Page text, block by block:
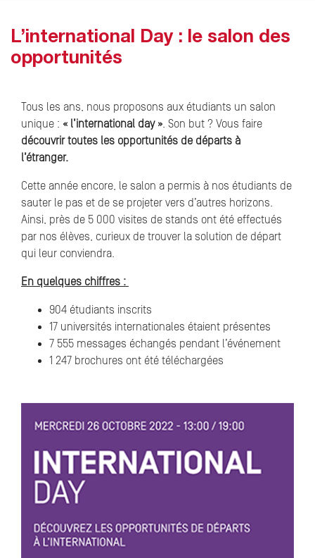
L’international Day : le salon des
opportunités
Tous les ans, nous proposons aux étudiants un salon
unique : « l’international day ». Son but ? Vous faire
découvrir toutes les opportunités de départs à
l’étranger.
Cette année encore, le salon a permis à nos étudiants de
sauter le pas et de se projeter vers d’autres horizons.
Ainsi, près de 5 000 visites de stands ont été effectués
par nos élèves, curieux de trouver la solution de départ
qui leur conviendra.
En quelques chiffres :
904 étudiants inscrits
17 universités internationales étaient présentes
7 555 messages échangés pendant l’événement
1 247 brochures ont été téléchargées